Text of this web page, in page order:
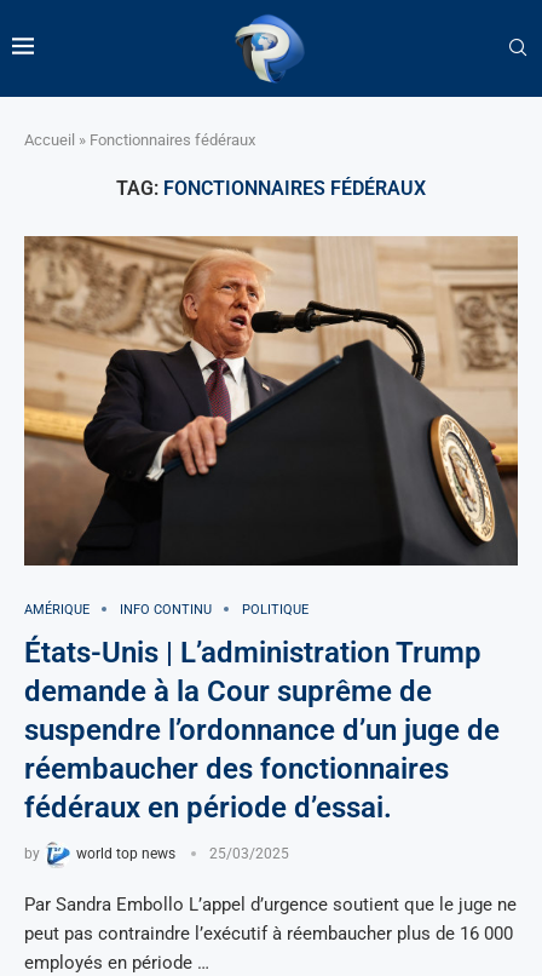
Accueil » Fonctionnaires fédéraux
TAG: FONCTIONNAIRES FÉDÉRAUX
AMÉRIQUE INFO CONTINU POLITIQUE
États-Unis | L’administration Trump
demande à la Cour suprême de
suspendre l’ordonnance d’un juge de
réembaucher des fonctionnaires
fédéraux en période d’essai.
by world top news 25/03/2025
Par Sandra Embollo L’appel d’urgence soutient que le juge ne
peut pas contraindre l’exécutif à réembaucher plus de 16 000
employés en période …